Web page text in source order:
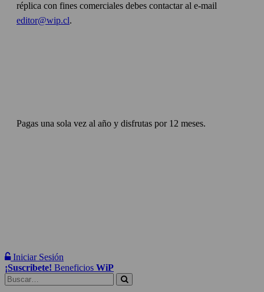
réplica con fines comerciales debes contactar al e-mail
editor@wip.cl.
Pagas una sola vez al año y disfrutas por 12 meses.
Iniciar Sesión
¡Suscribete! Beneficios WiP
Buscar: